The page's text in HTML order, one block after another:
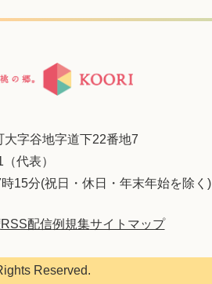
字谷地字道下22番地7
代表）
15分(祝日・休日・年末年始を除く)
RSS配信例規集サイトマップ
Reserved.